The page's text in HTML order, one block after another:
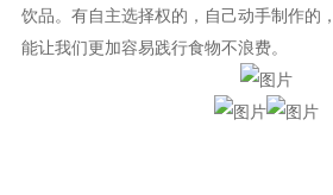
饮品。有自主选择权的，自己动手制作的
能让我们更加容易践行食物不浪费。